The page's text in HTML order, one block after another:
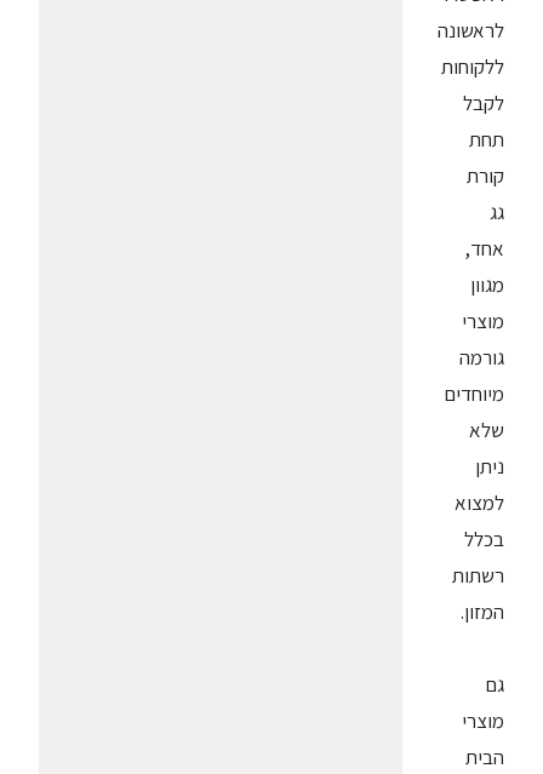
לראשונה
ללקוחות
לקבל
תחת
קורת
גג
אחד,
מגוון
מוצרי
גורמה
מיוחדים
שלא
ניתן
למצוא
בכלל
רשתות
המזון.
גם
מוצרי
הבית